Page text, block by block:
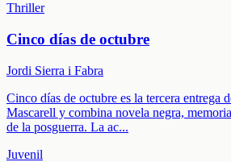
Thriller
Cinco días de octubre
Jordi Sierra i Fabra
Cinco días de octubre es la tercera entrega
Mascarell y combina novela negra,
de la posguerra. La ac...
Juvenil